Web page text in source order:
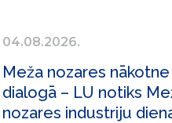
04.08.2026.
Meža nozares nākotne
dialogā – LU notiks
nozares industriju